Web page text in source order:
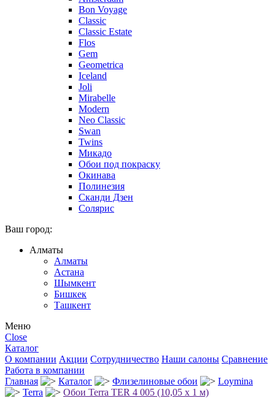
Bon Voyage
Classic
Classic Estate
Flos
Gem
Geometrica
Iceland
Joli
Mirabelle
Modern
Neo Classic
Swan
Twins
Микадо
Обои под покраску
Окинава
Полинезия
Сканди Дзен
Солярис
Ваш город:
Алматы
Алматы
Астана
Шымкент
Бишкек
Ташкент
Меню
Close
Каталог
О компании Акции Сотрудничество Наши салоны Сравнение
Работа в компании
Главная
Каталог Флизелиновые обои
Loymina
Terra
Обои Terra TER 4 005 (10,05 х 1 м)